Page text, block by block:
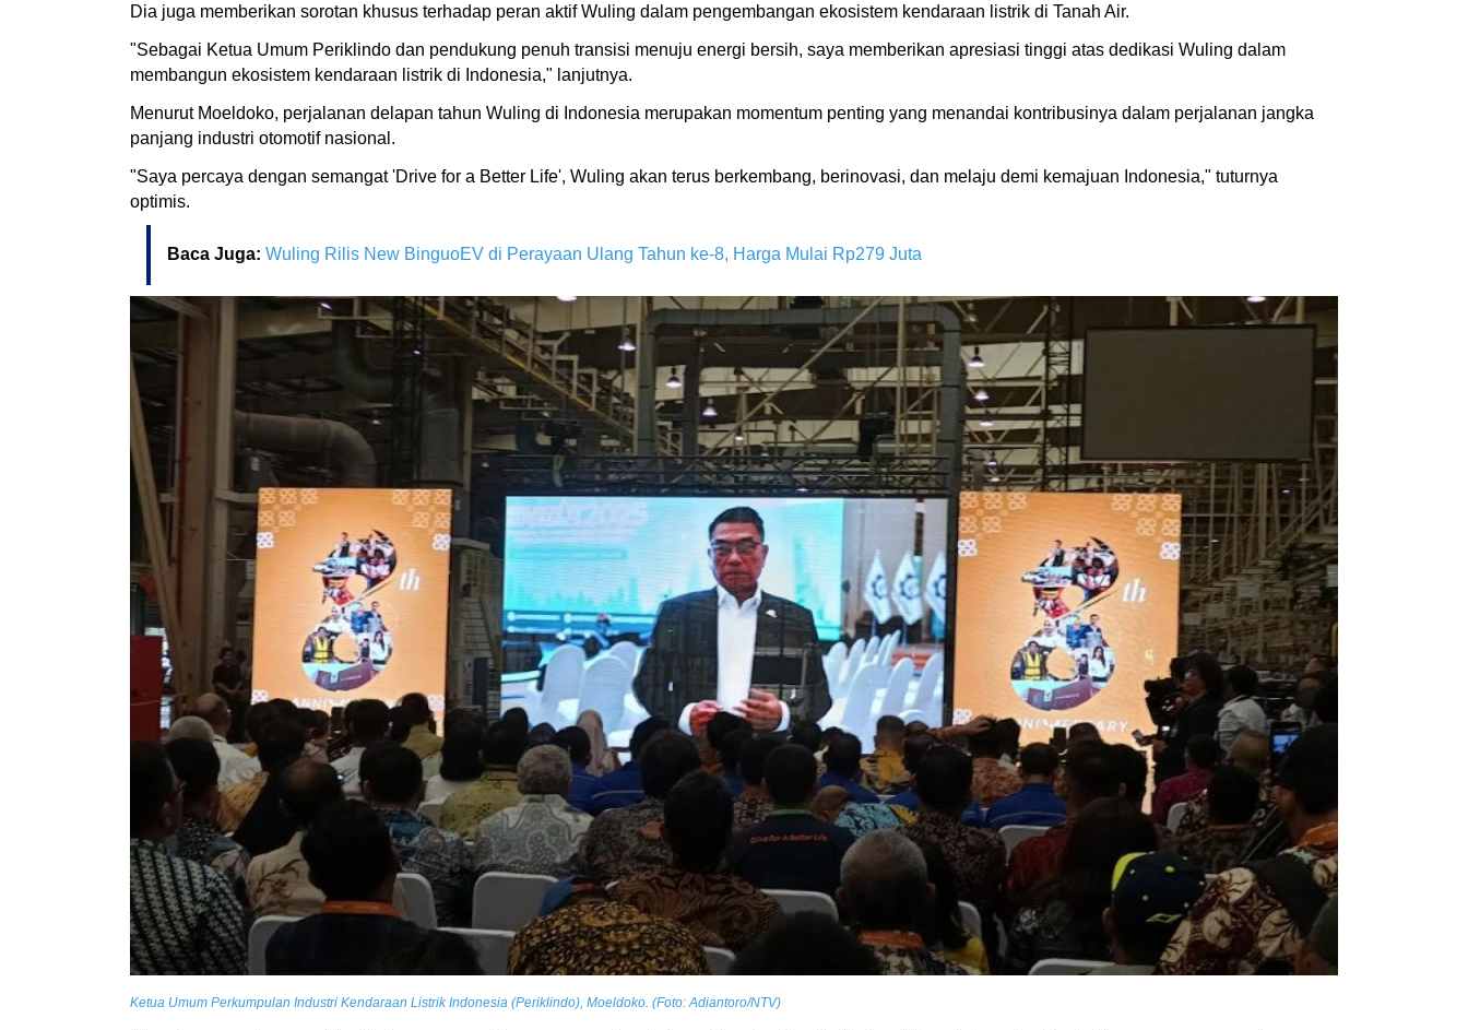
Dia juga memberikan sorotan khusus terhadap peran aktif Wuling dalam pengembangan ekosistem kendaraan listrik di Tanah Air.
"Sebagai Ketua Umum Periklindo dan pendukung penuh transisi menuju energi bersih, saya memberikan apresiasi tinggi atas dedikasi Wuling dalam
membangun ekosistem kendaraan listrik di Indonesia," lanjutnya.
Menurut Moeldoko, perjalanan delapan tahun Wuling di Indonesia merupakan momentum penting yang menandai kontribusinya dalam perjalanan jangka
panjang industri otomotif nasional.
"Saya percaya dengan semangat 'Drive for a Better Life', Wuling akan terus berkembang, berinovasi, dan melaju demi kemajuan Indonesia," tuturnya
optimis.
Baca Juga: Wuling Rilis New BinguoEV di Perayaan Ulang Tahun ke-8, Harga Mulai Rp279 Juta
Ketua Umum Perkumpulan Industri Kendaraan Listrik Indonesia (Periklindo), Moeldoko. (Foto: Adiantoro/NTV)